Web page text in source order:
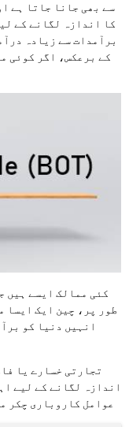
سے بھی جانا جاتا ہے
کا اندازہ لگانے کے
برآمدات سے زیادہ
کے برعکس، اگر کوئی
کئی ممالک ایسے ہیں
طور پر، چین ایک ایسا
تجارتی خسارے یا
اندازہ لگانے کے لیے
عوامل کاروباری چکر